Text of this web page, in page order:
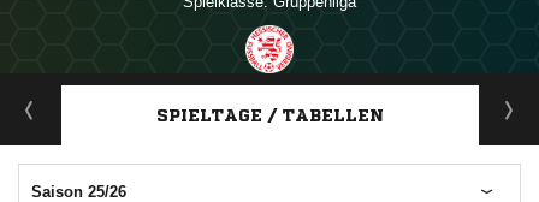
ANZEIGE
SPIELTAGE / TABELLEN
Saison 25/26